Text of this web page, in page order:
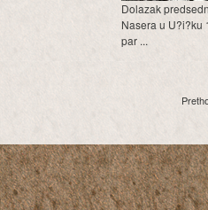
Dolazak
Nasera u U?i?ku
par ...